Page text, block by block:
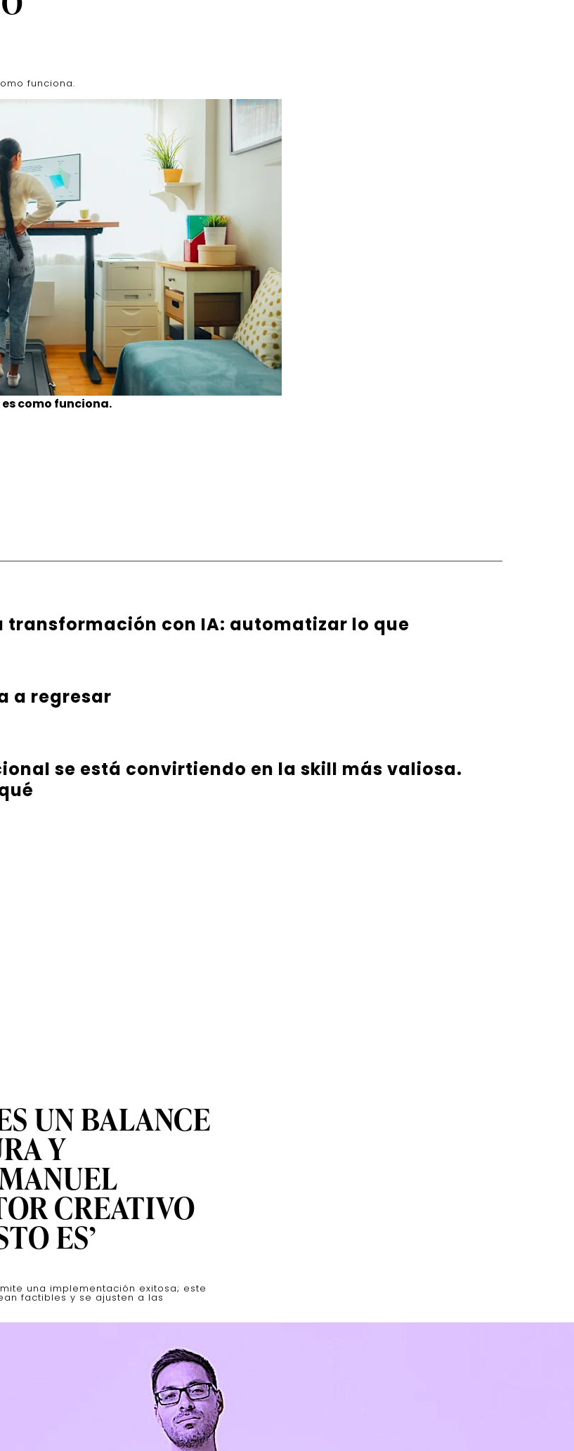
funciona.
como funciona.
transformación con IA: automatizar lo que
a regresar
se está convirtiendo en la skill más valiosa.
UN BALANCE
Y
CREATIVO
ES’
una implementación exitosa; este
factibles y se ajusten a las